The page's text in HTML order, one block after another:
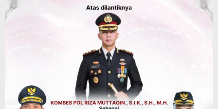
Kalsel
Operasi Sikat Intan 2026 Berakhir, Polda
Kalsel Amankan Ribuan Miras Hingga
Pemerintahan Sosial & Keagamaan